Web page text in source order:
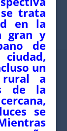
trata
en la
gran y
de
un
a
de la
se